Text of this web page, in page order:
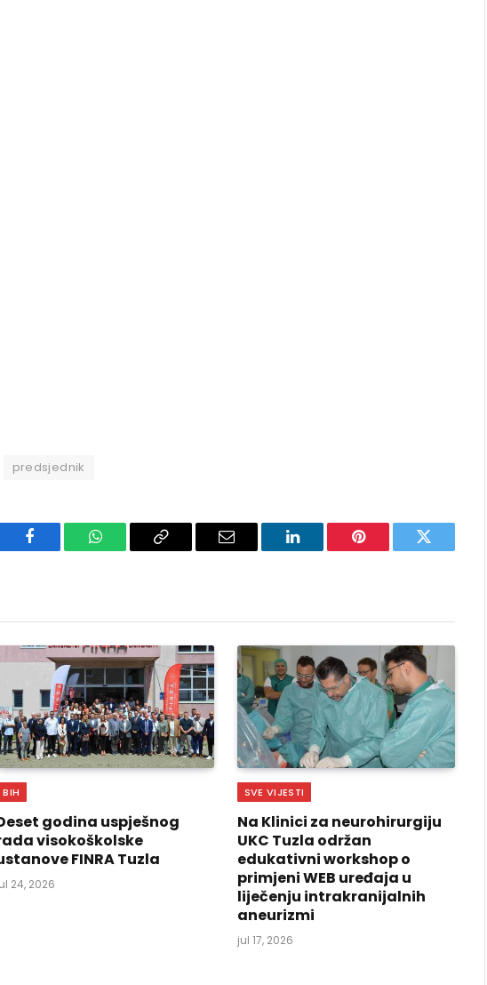
predsjednik
Facebook WhatsAppCopy
Email LinkedIn Pinterest Twitter
BIH
godina uspješnog
visokoškolske
FINRA Tuzla
24, 2026
SVE VIJESTI
Na Klinici za neurohirurgiju
UKC Tuzla održan
edukativni workshop o
primjeni WEB uređaja u
liječenju intrakranijalnih
aneurizmi
jul 17, 2026